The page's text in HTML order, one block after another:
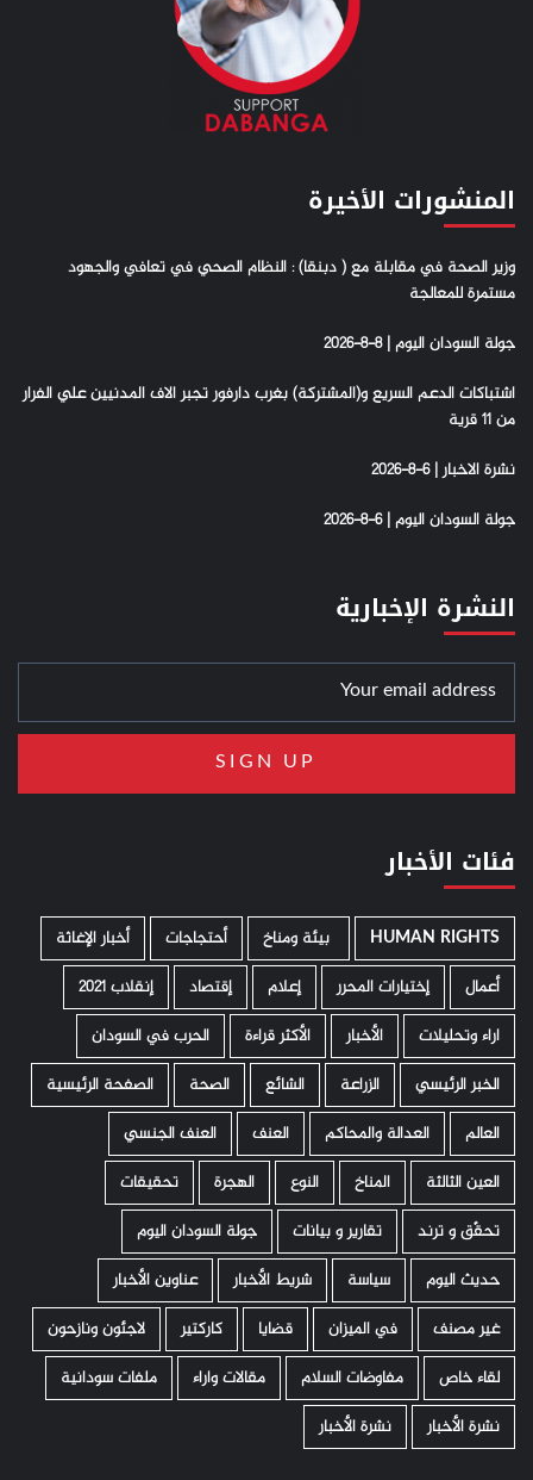
المنشورات الأخيرة
وزير الصحة في مقابلة مع ( دبنقا) : النظام الصحي في تعافي والجهود
مستمرة للمعالجة
جولة السودان اليوم | 8-8-2026
اشتباكات الدعم السريع و(المشتركة) بغرب دارفور تجبر الاف المدنيين علي الفرار
من 11 قرية
نشرة الاخبار | 6-8-2026
جولة السودان اليوم | 6-8-2026
النشرة الإخبارية
فئات الأخبار
HUMAN RIGHTS ­ بيئة ومناخ أحتجاجات
أخبار الإغاثة
أعمال
إختيارات المحرر إعلام إقتصاد
إنقلاب 2021
اراء وتحليلات
الأخبار الأكثر قراءة
الحرب في السودان
الخبر الرئيسي
الزراعة الشائع الصحة
الصفحة الرئيسية
العالم
العدالة والمحاكم العنف
العنف الجنسي
العين الثالثة
المناخ النوع الهجرة
تحقيقات
تحقّق و ترند
تقارير و بيانات
جولة السودان اليوم
حديث اليوم
سياسة شريط الأخبار
عناوين الأخبار
غير مصنف
في الميزان قضايا كاركتير
لاجئون ونازحون
لقاء خاص
مفاوضات السلام مقالات واراء
ملفات سودانية
نشرة الأخبار
نشرة الأخبار